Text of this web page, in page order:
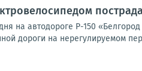
на автодороге Р-150
дороги на нерегулируемом